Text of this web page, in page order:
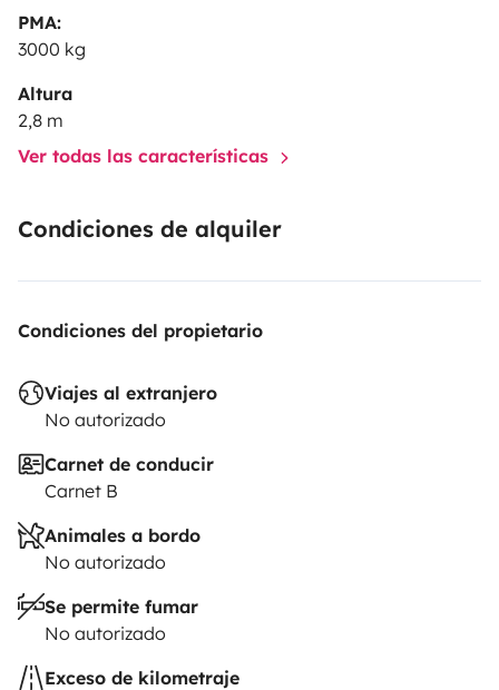
Pas de toilettes dans le van (mais de nombreuses aires
et solutions pratiques dans la région)
Le + de ce van :
Aménagement fait maison, bois naturel et ambiance
Parfait pour des nuits en pleine nature ou en spot
sauvage
Se conduit et se gare facilement, même en ville
Départ et retour à Aubagne
PMA:
3000 kg
Altura
2,8 m
Ver todas las características
Condiciones de alquiler
Condiciones del propietario
Viajes al extranjero
No autorizado
Carnet de conducir
Carnet B
Animales a bordo
No autorizado
Se permite fumar
No autorizado
Exceso de kilometraje